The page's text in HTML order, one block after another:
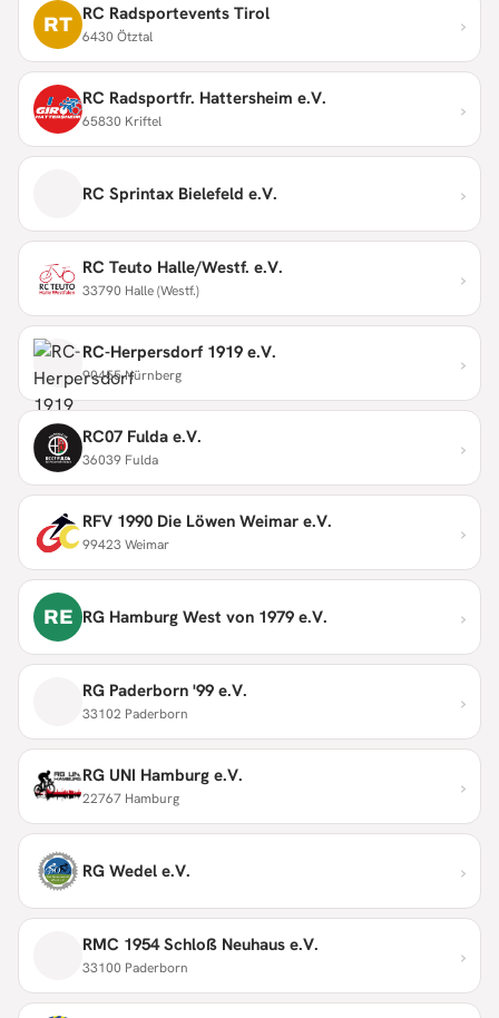
RT RC Radsportevents Tirol
6430 Ötztal ›
RC Radsportfr. Hattersheim e.V.
65830 Kriftel ›
RC Sprintax Bielefeld e.V. ›
RC Teuto Halle/Westf. e.V.
33790 Halle (Westf.) ›
RC-Herpersdorf 1919 e.V.
90455 Nürnberg ›
RC07 Fulda e.V.
36039 Fulda ›
RFV 1990 Die Löwen Weimar e.V.
99423 Weimar ›
RE RG Hamburg West von 1979 e.V. ›
RG Paderborn '99 e.V.
33102 Paderborn ›
RG UNI Hamburg e.V.
22767 Hamburg ›
RG Wedel e.V. ›
RMC 1954 Schloß Neuhaus e.V.
33100 Paderborn ›